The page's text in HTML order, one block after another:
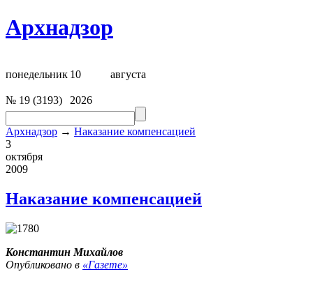
Архнадзор
понедельник 10 августа
№ 19 (3193) 2026
Архнадзор → Наказание компенсацией
3
октября
2009
Наказание компенсацией
Константин Михайлов
Опубликовано в «Газете»